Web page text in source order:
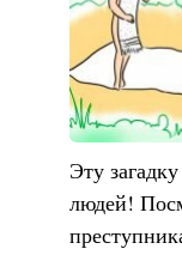
Эту
людей!